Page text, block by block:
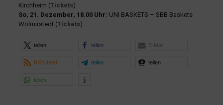
Kirchheim (Tickets)
So, 21. Dezember, 18.00 Uhr: UNI BASKETS – SBB Baskets
Wolmirstedt (Tickets)
teilen teilen E-Mail
RSS-feed teilen teilen
teilen